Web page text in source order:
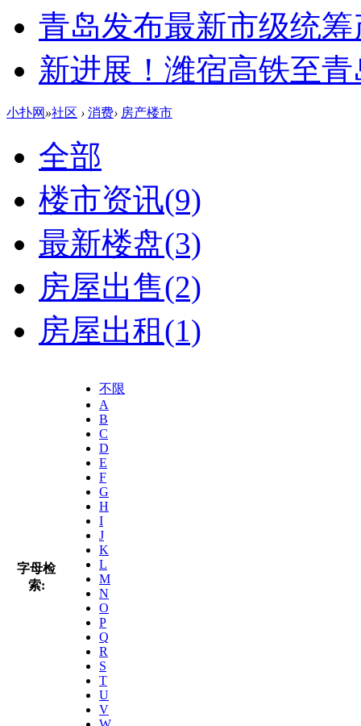
青岛发布最新市级统
新进展！潍宿高铁至
小扑网 »社区 › 消费› 房产楼市
全部
楼市资讯(9)
最新楼盘(3)
房屋出售(2)
房屋出租(1)
字母检
索:
不限
A
B
C
D
E
F
G
H
I
J
K
L
M
N
O
P
Q
R
S
T
U
V